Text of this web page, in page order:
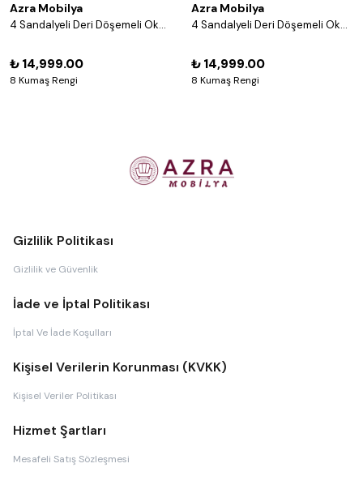
Azra Mobilya
4 Sandalyeli Deri Döşemeli Okey Masası Takımı – 8 Renk Seçenekli Ahşap Masa ve Sandalye Seti - Acı Kahve
₺ 14,999.00
8 Kumaş Rengi
Azra Mobilya
4 Sandalyeli Deri Döşemeli Okey Masası Takımı – 8 Renk Seçenekli Ahşap Masa ve Sandalye Seti - Gri
₺ 14,999.00
8 Kumaş Rengi
Gizlilik Politikası
Gizlilik ve Güvenlik
İade ve İptal Politikası
İptal Ve İade Koşulları
Kişisel Verilerin Korunması (KVKK)
Kişisel Veriler Politikası
Hizmet Şartları
Mesafeli Satış Sözleşmesi